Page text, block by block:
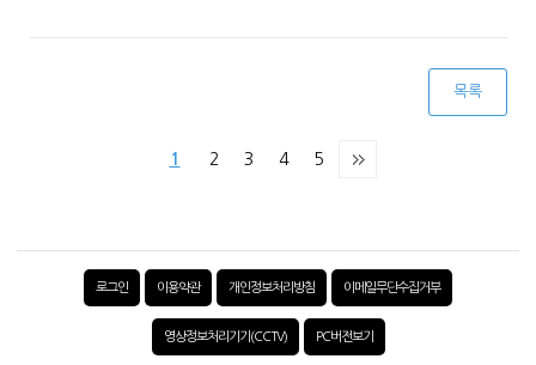
목록
1 2 3 4 5
로그인 이용약관 개인정보처리방침 이메일무단수집거부
영상정보처리기기(CCTV) PC버전보기